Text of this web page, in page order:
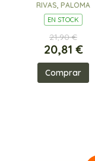
RIVAS, PALOMA
EN STOCK
21,90 €
20,81 €
Comprar